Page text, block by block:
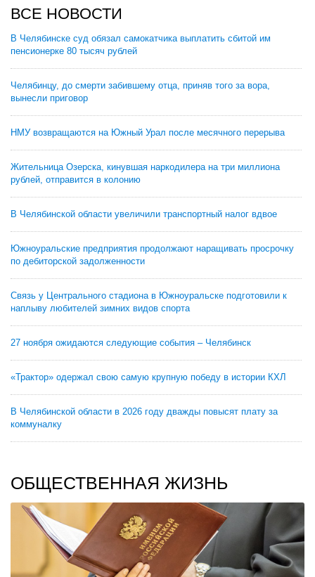
ВСЕ НОВОСТИ
В Челябинске суд обязал самокатчика выплатить сбитой им
пенсионерке 80 тысяч рублей
Челябинцу, до смерти забившему отца, приняв того за вора,
вынесли приговор
НМУ возвращаются на Южный Урал после месячного перерыва
Жительница Озерска, кинувшая наркодилера на три миллиона
рублей, отправится в колонию
В Челябинской области увеличили транспортный налог вдвое
Южноуральские предприятия продолжают наращивать просрочку
по дебиторской задолженности
Связь у Центрального стадиона в Южноуральске подготовили к
наплыву любителей зимних видов спорта
27 ноября ожидаются следующие события – Челябинск
«Трактор» одержал свою самую крупную победу в истории КХЛ
В Челябинской области в 2026 году дважды повысят плату за
коммуналку
ОБЩЕСТВЕННАЯ ЖИЗНЬ